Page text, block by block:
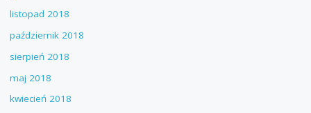
listopad 2018
październik 2018
sierpień 2018
maj 2018
kwiecień 2018